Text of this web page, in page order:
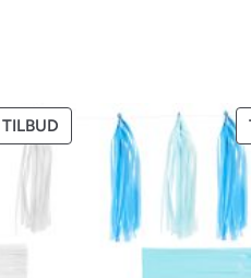
TILBUDPRODUKT
PÅ